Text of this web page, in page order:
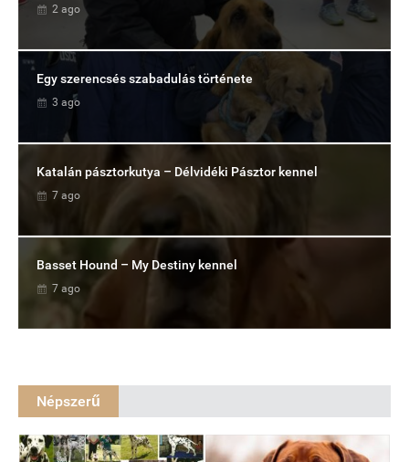
2 ago
Egy szerencsés szabadulás története
3 ago
Katalán pásztorkutya – Délvidéki Pásztor kennel
7 ago
Basset Hound – My Destiny kennel
7 ago
Népszerű